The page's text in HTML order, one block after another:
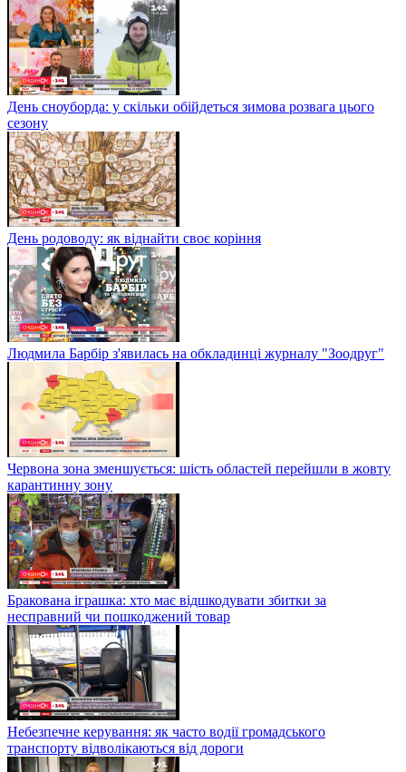
День сноуборда: у скільки обійдеться зимова розвага цього
сезону
День родоводу: як віднайти своє коріння
Людмила Барбір з'явилась на обкладинці журналу "Зоодруг"
Червона зона зменшується: шість областей перейшли в жовту
карантинну зону
Бракована іграшка: хто має відшкодувати збитки за
несправний чи пошкоджений товар
Небезпечне керування: як часто водії громадського
транспорту відволікаються від дороги